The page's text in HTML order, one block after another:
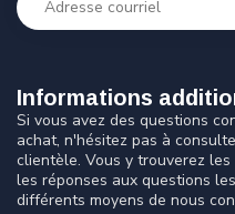
Informations
Si vous avez des questions
achat, n'hésitez pas à
clientèle. Vous y trouverez
les réponses aux questions
différents moyens de nous